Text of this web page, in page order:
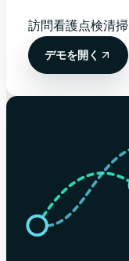
訪問看護点検清掃
デモを開く